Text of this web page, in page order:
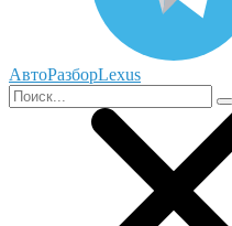
АвтоРазборLexus